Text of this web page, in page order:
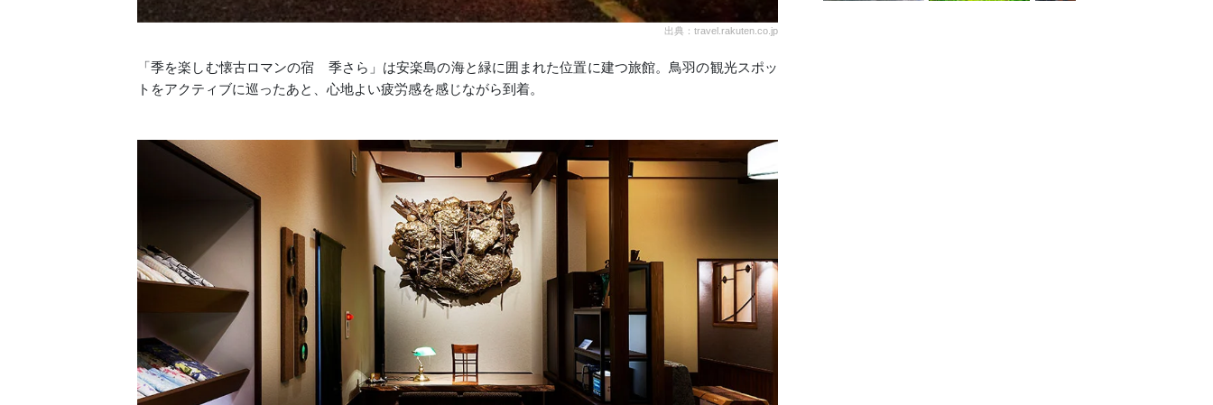
出典：travel.rakuten.co.jp
「季を楽しむ懐古ロマンの宿 季さら」は安楽島の海と緑に囲まれた位置に建つ旅館。鳥羽の観光スポッ
トをアクティブに巡ったあと、心地よい疲労感を感じながら到着。